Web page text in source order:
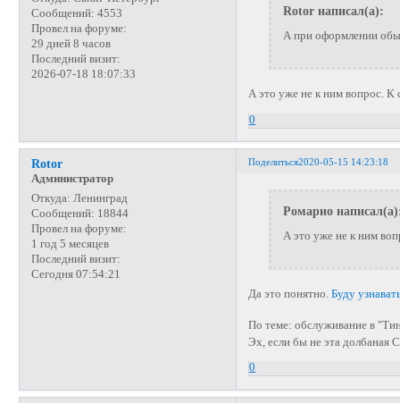
Сообщений: 4553
Провел на форуме:
29 дней 8 часов
Последний визит:
2026-07-18 18:07:33
Rotor написал(а):
А при оформлении
А это уже не к ним вопрос. К
0
Поделиться2020-05-15 14:23:18
Rotor
Администратор
Откуда: Ленинград
Сообщений: 18844
Провел на форуме:
1 год 5 месяцев
Последний визит:
Сегодня 07:54:21
Ромарио
А это уже не к ним
Да это понятно.Буду
По теме: обслуживание в
Эх, если бы не эта долбаная
0